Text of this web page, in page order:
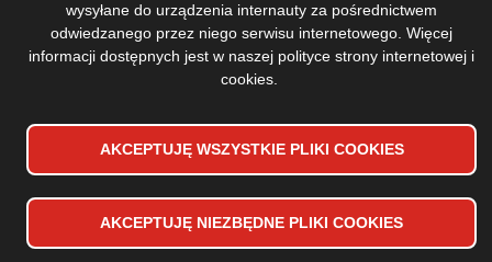
wysyłane do urządzenia internauty za pośrednictwem
odwiedzanego przez niego serwisu internetowego. Więcej
informacji dostępnych jest w naszej polityce strony internetowej i
cookies
AKCEPTUJĘ WSZYSTKIE PLIKI COOKIES
AKCEPTUJĘ NIEZBĘDNE PLIKI COOKIES
WYCOFAJ ZGODĘ NA PLIKI COOKIES
Copyrights 2024 Toruńska Orkiestra Symfoniczna
Stopka
menu
Mapa strony
Polityka prywatności
Projekt i wykonanie: